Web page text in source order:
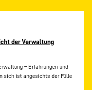
der Verwaltung
– Erfahrungen und
sich ist angesichts der Fülle